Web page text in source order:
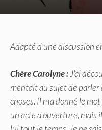
Adapté d’une discussion
Chère Carolyne : J'ai
mentait au sujet de parler
choses. Il m'a donné le
un acte d'ouverture, mais